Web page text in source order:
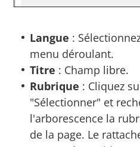
Langue :
menu déroulant.
Titre : Champ libre.
Rubrique : Cliquez
"Sélectionner" et
l'arborescence la
de la page. Le